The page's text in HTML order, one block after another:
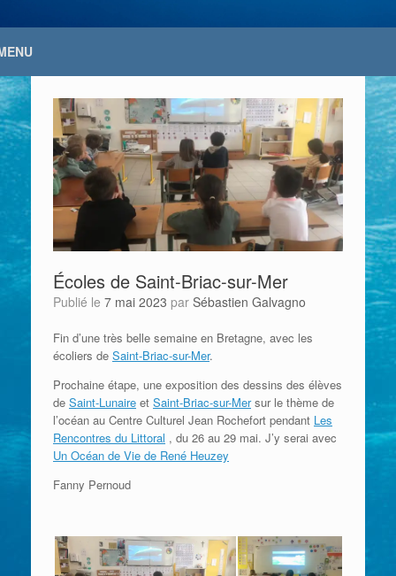
Écoles de Saint-Briac-sur-Mer
Publié le 7 mai 2023 par Sébastien Galvagno
Fin d’une très belle semaine en Bretagne, avec les
écoliers de Saint-Briac-sur-Mer.
Prochaine étape, une exposition des dessins des élèves
de Saint-Lunaire et Saint-Briac-sur-Mersur le thème de
l’océan au Centre Culturel Jean Rochefort pendant Les
Rencontres du Littoral , du 26 au 29 mai. J’y serai avec
Un Océan de Vie de René Heuzey
Fanny Pernoud